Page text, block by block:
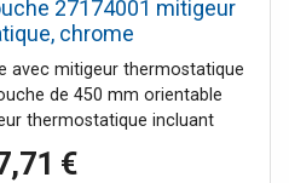
27174001 mitigeur
chrome
avec mitigeur thermostatique
de 450 mm orientable
thermostatique incluant
Cosmopolitan 400 (28 778
€